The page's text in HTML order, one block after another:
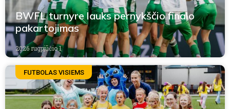
BWFL turnyre lauks pernykščio finalo
pakartojimas
2026 rugpjūčio 1
FUTBOLAS VISIEMS